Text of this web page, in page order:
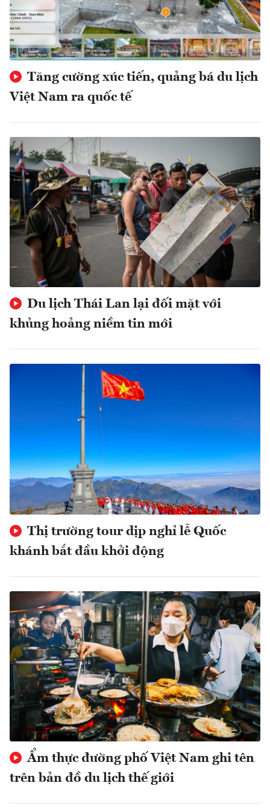
Tăng cường xúc tiến, quảng bá du lịch
Việt Nam ra quốc tế
Du lịch Thái Lan lại đối mặt với
khủng hoảng niềm tin mới
Thị trường tour dịp nghỉ lễ Quốc
khánh bắt đầu khởi động
Ẩm thực đường phố Việt Nam ghi tên
trên bản đồ du lịch thế giới